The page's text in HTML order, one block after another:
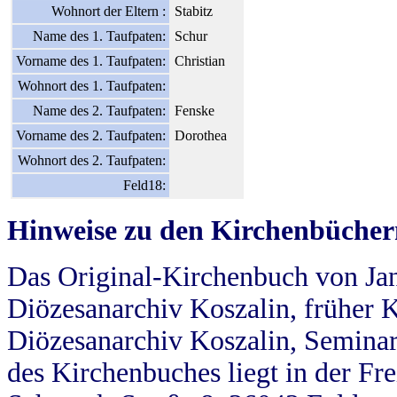
Wohnort der Eltern :
Stabitz
Name des 1. Taufpaten:
Schur
Vorname des 1. Taufpaten:
Christian
Wohnort des 1. Taufpaten:
Name des 2. Taufpaten:
Fenske
Vorname des 2. Taufpaten:
Dorothea
Wohnort des 2. Taufpaten:
Feld18:
Hinweise zu den
Das Original-Kirchenbuch von
Diözesanarchiv Koszalin, früher
Diözesanarchiv Koszalin,
des Kirchenbuches liegt in der